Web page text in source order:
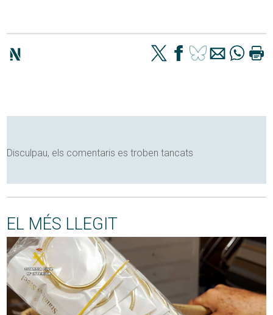
Disculpau, els comentaris es troben tancats
EL MÉS LLEGIT